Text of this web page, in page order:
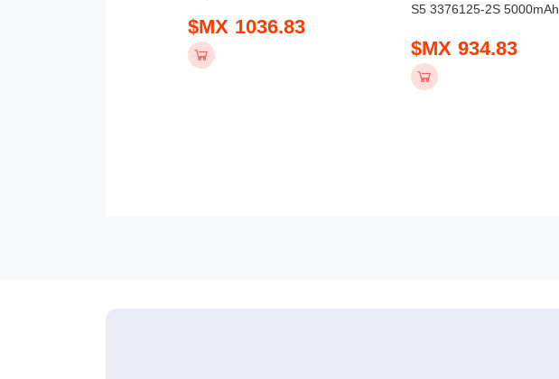
$MX 1036.83
S5 3376125-2S 5000mAh
$MX 934.83